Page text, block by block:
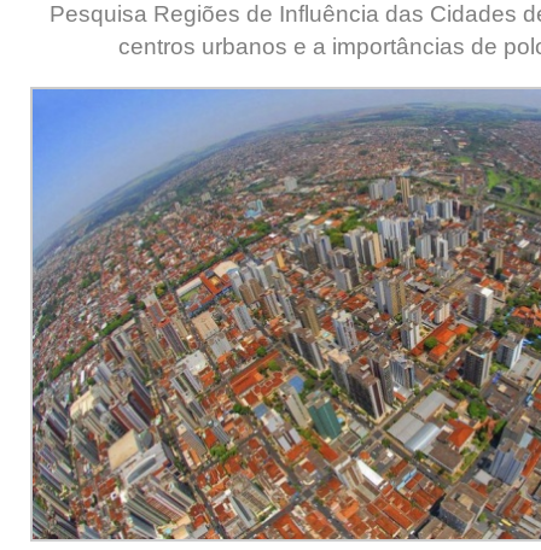
Pesquisa Regiões de Influência das Cidades
centros urbanos e a importâncias de